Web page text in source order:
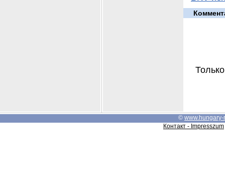
© www.hungary-
Контакт - Impresszum